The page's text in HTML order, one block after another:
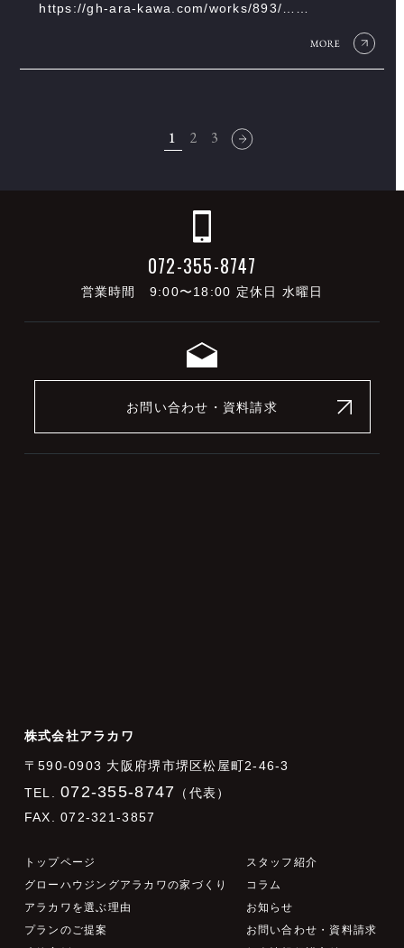
https://gh-ara-kawa.com/works/893/……
1 2 3
072-355-8747
営業時間 9:00〜18:00 定休日 水曜日
お問い合わせ・資料請求
株式会社アラカワ
〒590-0903 大阪府堺市堺区松屋町2-46-3
TEL.072-355-8747 （代表）
FAX. 072-321-3857
トップページ
グローハウジングアラカワの家づくり
アラカワを選ぶ理由
プランのご提案
スタッフ紹介
コラム
お知らせ
お問い合わせ・資料請求